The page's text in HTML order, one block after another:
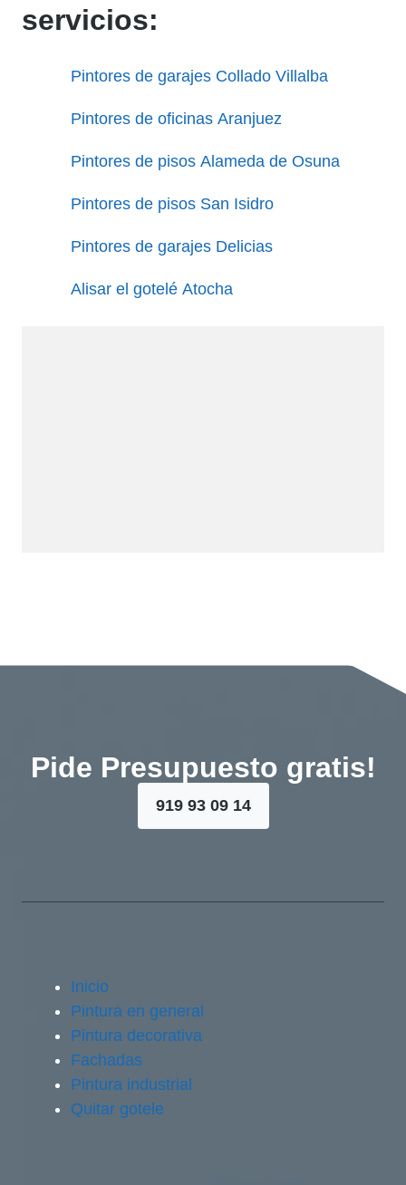
servicios:
Pintores de garajes Collado Villalba
Pintores de oficinas Aranjuez
Pintores de pisos Alameda de Osuna
Pintores de pisos San Isidro
Pintores de garajes Delicias
Alisar el gotelé Atocha
Pide Presupuesto gratis!
919 93 09 14
Inicio
Pintura en general
Pintura decorativa
Fachadas
Pintura industrial
Quitar gotele